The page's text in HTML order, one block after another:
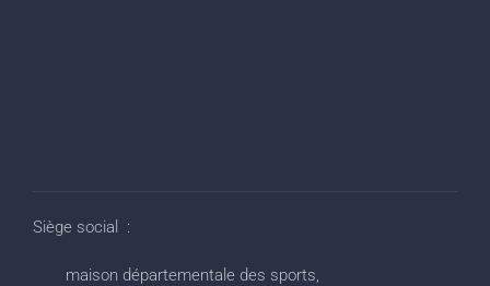
Siège social :
maison départementale des sports,